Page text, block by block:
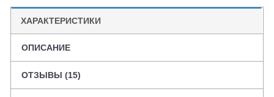
ХАРАКТЕРИСТИКИ
ОПИСАНИЕ
ОТЗЫВЫ (15)